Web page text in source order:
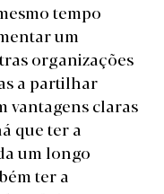
tempo
um
organizações
a partilhar
vantagens claras
que ter a
um longo
ter a